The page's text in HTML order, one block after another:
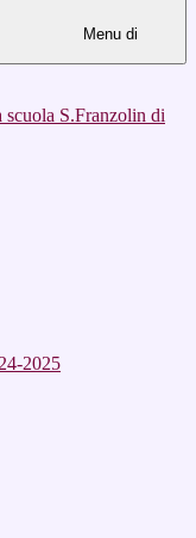
Menu di
scuola S.Franzolin di
2025